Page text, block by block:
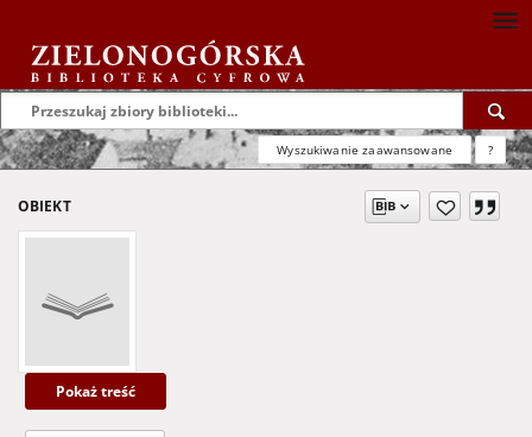
Wyszukiwanie zaawansowane ?
OBIEKT
Pokaż treść